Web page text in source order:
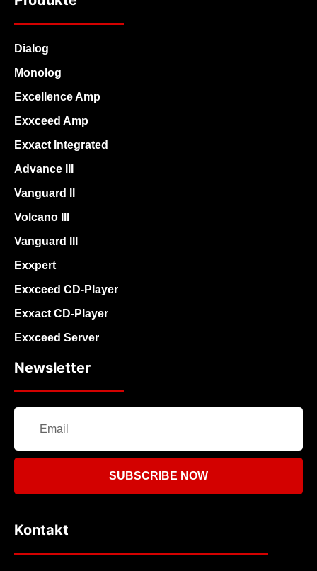
Dialog
Monolog
Excellence Amp
Exxceed Amp
Exxact Integrated
Advance III
Vanguard II
Volcano III
Vanguard III
Exxpert
Exxceed CD-Player
Exxact CD-Player
Exxceed Server
Newsletter
SUBSCRIBE NOW
Kontakt